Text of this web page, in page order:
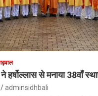
ने हर्षोल्लास से मनाया 38वाँ
adminsidhbali